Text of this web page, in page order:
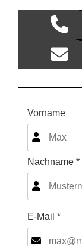
Vorname
Nachname *
E-Mail *